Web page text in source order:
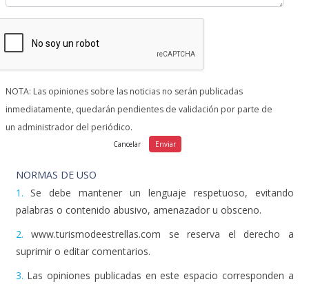
2.www.turismodeestrellas.com se reserva el derecho a
3.Las opiniones publicadas en este espacio corresponden a